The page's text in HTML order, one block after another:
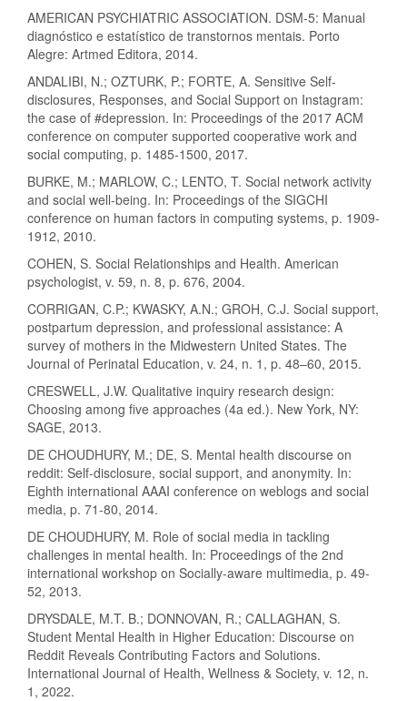
AMERICAN PSYCHIATRIC ASSOCIATION. DSM-5: Manual
diagnóstico e estatístico de transtornos mentais. Porto
Alegre: Artmed Editora, 2014.
ANDALIBI, N.; OZTURK, P.; FORTE, A. Sensitive Self-
disclosures, Responses, and Social Support on Instagram:
the case of #depression. In: Proceedings of the 2017 ACM
conference on computer supported cooperative work and
social computing, p. 1485-1500, 2017.
BURKE, M.; MARLOW, C.; LENTO, T. Social network activity
and social well-being. In: Proceedings of the SIGCHI
conference on human factors in computing systems, p. 1909-
1912, 2010.
COHEN, S. Social Relationships and Health. American
psychologist, v. 59, n. 8, p. 676, 2004.
CORRIGAN, C.P.; KWASKY, A.N.; GROH, C.J. Social support,
postpartum depression, and professional assistance: A
survey of mothers in the Midwestern United States. The
Journal of Perinatal Education, v. 24, n. 1, p. 48–60, 2015.
CRESWELL, J.W. Qualitative inquiry research design:
Choosing among five approaches (4a ed.). New York, NY:
SAGE, 2013.
DE CHOUDHURY, M.; DE, S. Mental health discourse on
reddit: Self-disclosure, social support, and anonymity. In:
Eighth international AAAI conference on weblogs and social
media, p. 71-80, 2014.
DE CHOUDHURY, M. Role of social media in tackling
challenges in mental health. In: Proceedings of the 2nd
international workshop on Socially-aware multimedia, p. 49-
52, 2013.
DRYSDALE, M.T. B.; DONNOVAN, R.; CALLAGHAN, S.
Student Mental Health in Higher Education: Discourse on
Reddit Reveals Contributing Factors and Solutions.
International Journal of Health, Wellness & Society, v. 12, n.
1, 2022.